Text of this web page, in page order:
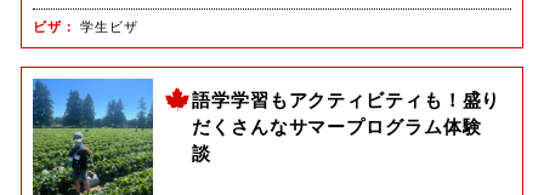
ビザ 学生ビザ
語学学習もアクティビティも！盛り
だくさんなサマープログラム体験
談